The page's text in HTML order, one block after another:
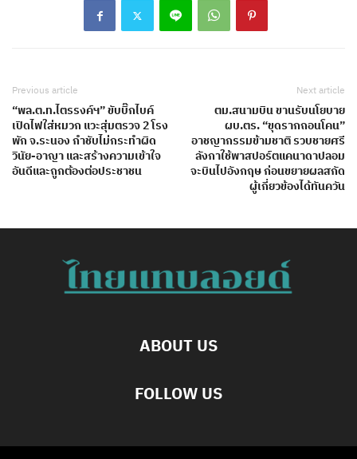
Previous article
“พล.ต.ท.ไตรรงค์ฯ” ขับบิ๊กไบค์
เปิดไฟใส่หมวก แวะสุ่มตรวจ 2 โรง
พัก จ.ระนอง กำชับไม่กระทำผิด
วินัย-อาญา และสร้างความเข้าใจ
อันดีและถูกต้องต่อประชาชน
Next article
ตม.สนามบิน ขานรับนโยบาย
ผบ.ตร. “ขุดรากถอนโคน”
อาชญากรรมข้ามชาติ รวบชายศรี
ลังกาใช้พาสปอร์ตแคนาดาปลอม
จะบินไปอังกฤษ ก่อนขยายผลสกัด
ผู้เกี่ยวข้องได้ทันควัน
ABOUT US
FOLLOW US